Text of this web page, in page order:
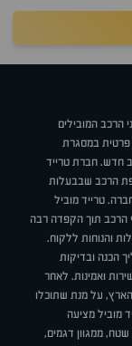
הרכב המובילים
פרטית במסגרת
חדש. חברת טרייד
הרכב שבבעלות
טרייד מוביל
הרכב תוך הקפדה רבה
והנוחות ללקוח.
הכנה ובדיקות
ואמינות. לאחר
הארץ, על מנת שתוכלו
מוביל מציעה
שטח, ממגוון דגמים,